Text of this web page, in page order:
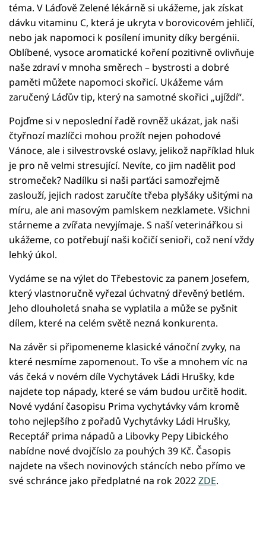
téma. V Láďově Zelené lékárně si ukážeme, jak získat
dávku vitaminu C, která je ukryta v borovicovém jehličí,
nebo jak napomoci k posílení imunity díky bergénii.
Oblíbené, vysoce aromatické koření pozitivně ovlivňuje
naše zdraví v mnoha směrech – bystrosti a dobré
paměti můžete napomoci skořicí. Ukážeme vám
zaručený Láďův tip, který na samotné skořici „ujíždí“.
Pojďme si v neposlední řadě rovněž ukázat, jak naši
čtyřnozí mazlíčci mohou prožít nejen pohodové
Vánoce, ale i silvestrovské oslavy, jelikož například hluk
je pro ně velmi stresující. Nevíte, co jim nadělit pod
stromeček? Nadílku si naši parťáci samozřejmě
zaslouží, jejich radost zaručíte třeba plyšáky ušitými na
míru, ale ani masovým pamlskem nezklamete. Všichni
stárneme a zvířata nevyjímaje. S naší veterinářkou si
ukážeme, co potřebují naši kočičí senioři, což není vždy
lehký úkol.
Vydáme se na výlet do Třebestovic za panem Josefem,
který vlastnoručně vyřezal úchvatný dřevěný betlém.
Jeho dlouholetá snaha se vyplatila a může se pyšnit
dílem, které na celém světě nezná konkurenta.
Na závěr si připomeneme klasické vánoční zvyky, na
které nesmíme zapomenout. To vše a mnohem víc na
vás čeká v novém díle Vychytávek Ládi Hrušky, kde
najdete top nápady, které se vám budou určitě hodit.
Nové vydání časopisu Prima vychytávky vám kromě
toho nejlepšího z pořadů Vychytávky Ládi Hrušky,
Receptář prima nápadů a Libovky Pepy Libického
nabídne nové dvojčíslo za pouhých 39 Kč. Časopis
najdete na všech novinových stáncích nebo přímo ve
své schránce jako předplatné na rok 2022ZDE.